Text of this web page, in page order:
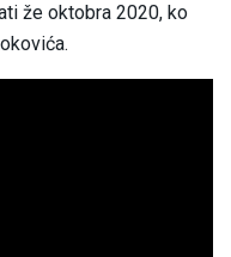
že oktobra 2020, ko